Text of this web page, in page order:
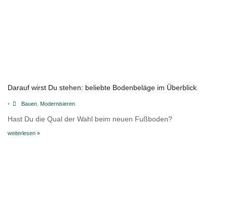
Darauf wirst Du stehen: beliebte Bodenbeläge im Überblick
• Bauen, Modernisieren
Hast Du die Qual der Wahl beim neuen Fußboden?
weiterlesen »